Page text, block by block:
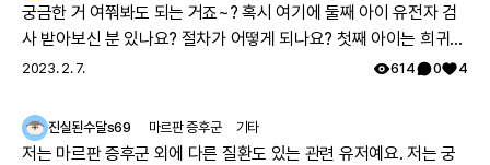
궁금한 거 여쭤봐도 되는 거죠~? 혹시 여기에 둘째 아이 유전자 검
사 받아보신 분 있나요? 절차가 어떻게 되나요? 첫째 아이는 희귀질
환 진단받았고, 당시에 애기 아빠랑 저랑 유전자 검사했는데 돌연변
걱정스러워서리.. 다들 몇주차에 무슨 검사하셨나요? 도움 좀 주심
감사하겠습니다.
2023. 2. 7. 614 0 4
진실된수달s69 마르판 증후군 기타
저는 마르판 증후군 외에 다른 질환도 있는 관련 유저예요. 저는 궁